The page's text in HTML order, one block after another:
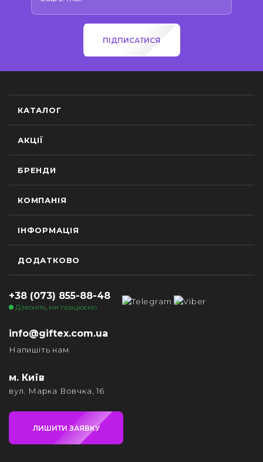
ПІДПИСАТИСЯ
КАТАЛОГ
АКЦІЇ
БРЕНДИ
КОМПАНІЯ
ІНФОРМАЦІЯ
ДОДАТКОВО
+38 (073) 855-88-48
Дзвоніть, ми працюємо
info@giftex.com.ua
Напишіть нам
м. Київ
вул. Марка Вовчка, 16
ЛИШИТИ ЗАЯВКУ